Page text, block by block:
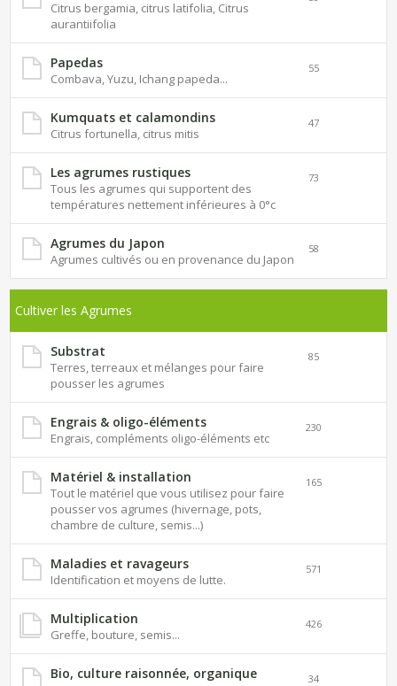
Citrus bergamia, citrus latifolia, Citrus
aurantiifolia
Papedas
Combava, Yuzu, Ichang papeda...
55
Kumquats et calamondins
Citrus fortunella, citrus mitis
47
Les agrumes rustiques
Tous les agrumes qui supportent des
températures nettement inférieures à 0°c
73
Agrumes du Japon
Agrumes cultivés ou en provenance du Japon
58
Cultiver les Agrumes
Substrat
Terres, terreaux et mélanges pour faire
pousser les agrumes
85
Engrais & oligo-éléments
Engrais, compléments oligo-éléments etc
230
Matériel & installation
Tout le matériel que vous utilisez pour faire
pousser vos agrumes (hivernage, pots,
chambre de culture, semis...)
165
Maladies et ravageurs
Identification et moyens de lutte.
571
Multiplication
Greffe, bouture, semis...
426
Bio, culture raisonnée, organique 34